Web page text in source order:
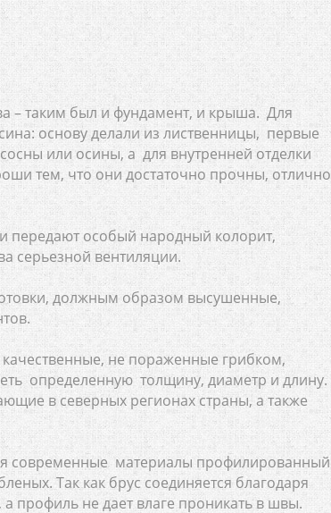
– таким был и фундамент, и крыша. Для
основу делали из лиственницы, первые
или осины, а для внутренней отделки
тем, что они достаточно прочны, отлично
передают особый народный колорит,
серьезной вентиляции.
должным образом высушенные,
не пораженные грибком,
определенную толщину, диаметр и длину.
в северных регионах страны, а также
современные материалы профилированный
Так как брус соединяется благодаря
профиль не дает влаге проникать в швы.